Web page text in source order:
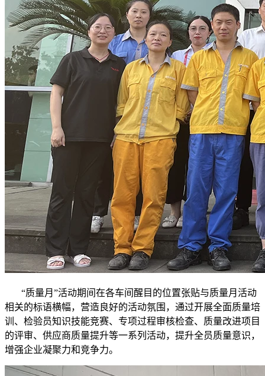
“质量月”活动期间在各车间醒目的位置张贴与质量月活动
相关的标语横幅，营造良好的活动氛围，通过开展全面质量培
训、检验员知识技能竞赛、专项过程审核检查、质量改进项目
的评审、供应商质量提升等一系列活动，提升全员质量意识，
增强企业凝聚力和竞争力。